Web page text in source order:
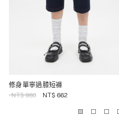
修身單寧過膝短褲
NT$ 980 NT$ 662